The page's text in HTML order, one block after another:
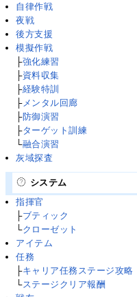
自律作戦
夜戦
後方支援
模擬作戦
├強化練習
├資料収集
├経験特訓
├メンタル回廊
├防御演習
├ターゲット訓練
└融合演習
灰域探査
システム
指揮官
├ブティック
└クローゼット
アイテム
任務
├キャリア任務ステージ攻略
└ステージクリア報酬